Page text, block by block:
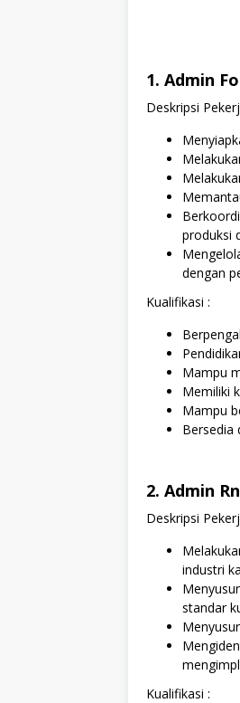
1. Admin
Deskripsi
produksi
dengan
Kualifikasi :
Mampu
Memiliki
Mampu
Bersedia
2. Admin
Deskripsi
industri
standar
Kualifikasi :